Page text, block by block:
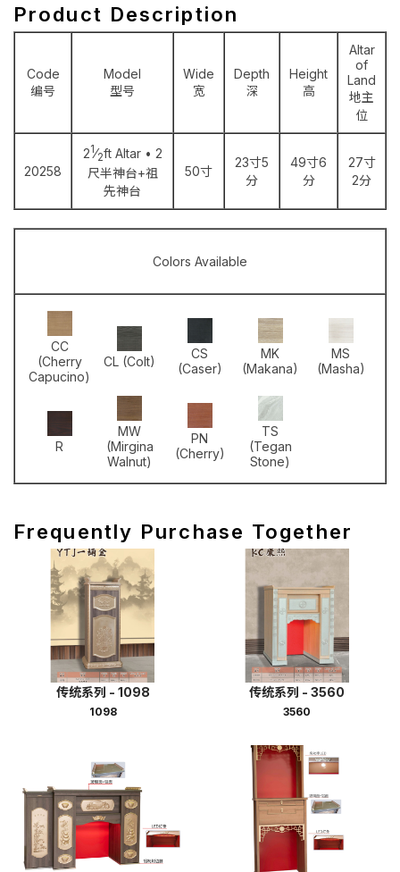
Product Description
Code
编号
Model
型号
Wide
宽
Depth
深
Height
高
Altar
of
Land
地主
位
20258
21⁄2ft Altar • 2
尺半神台+祖
先神台
50寸
23寸5
分
49寸6
分
27寸
2分
Colors Available
CC
(Cherry
Capucino)
CL (Colt)
CS
(Caser)
MK
(Makana)
MS
(Masha)
R
MW
(Mirgina
Walnut)
PN
(Cherry)
TS
(Tegan
Stone)
Frequently Purchase Together
传统系列 - 1098
1098
传统系列 - 3560
3560